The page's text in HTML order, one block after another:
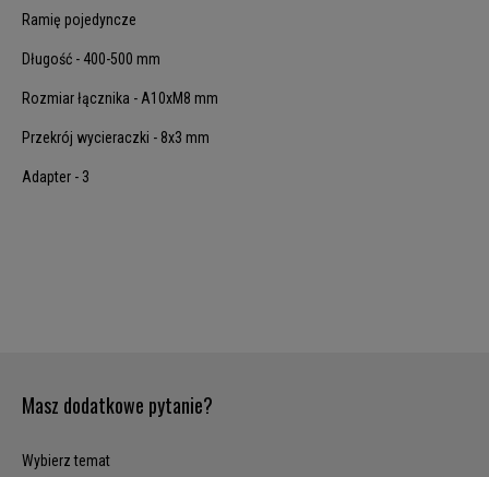
Ramię pojedyncze
Długość - 400-500 mm
Rozmiar łącznika - A10xM8 mm
Przekrój wycieraczki - 8x3 mm
Adapter - 3
Masz dodatkowe pytanie?